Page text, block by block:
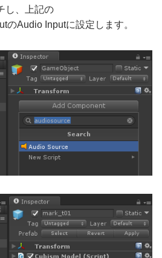
し、上記の
のAudio Inputに設定します。